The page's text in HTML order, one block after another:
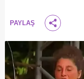
PAYLAŞ